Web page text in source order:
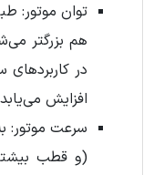
توان موتور:
هم بزرگتر
در
افزایش
سرعت موتور:
(و قطب